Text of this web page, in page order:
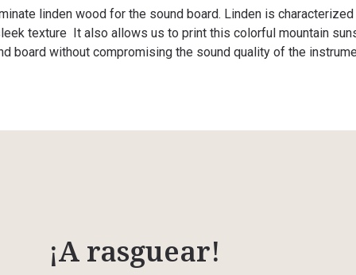
linden wood for the sound board. Linden is characterized
texture
It also allows us to print this colorful mountain
board without compromising the sound quality of the
¡A rasguear!